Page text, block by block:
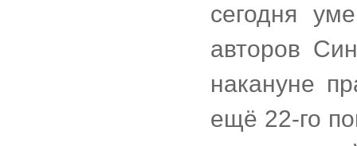
сегодня
авторов
накануне
ещё 22-го